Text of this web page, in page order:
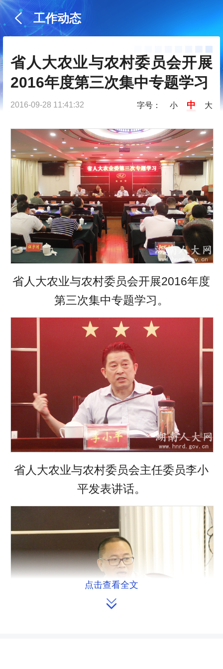
工作动态
省人大农业与农村委员会开展
2016年度第三次集中专题学习
2016-09-28 11:41:32 字号： 小 中 大
省人大农业与农村委员会开展2016年度
第三次集中专题学习。
省人大农业与农村委员会主任委员李小
平发表讲话。
点击查看全文
